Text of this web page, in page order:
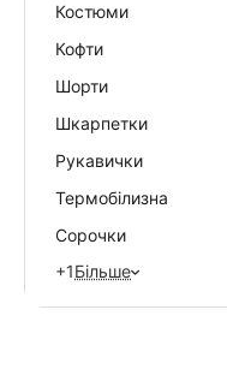
Костюми
Кофти
Шорти
Шкарпетки
Рукавички
Термобілизна
Сорочки
+1Більше